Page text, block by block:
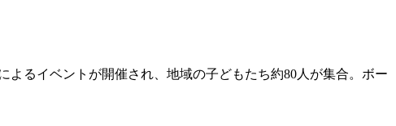
よるイベントが開催され、地域の子どもたち約80人が集合。ボー